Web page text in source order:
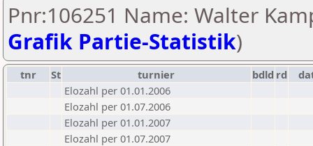
Pnr:106251 Name: Walter
Grafik Partie-Statistik)
tnr St turnier bdld rd
Elozahl per 01.01.2006
Elozahl per 01.07.2006
Elozahl per 01.01.2007
Elozahl per 01.07.2007